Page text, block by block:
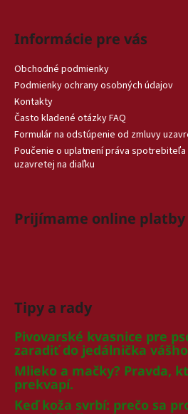
Informácie pre vás
Obchodné podmienky
Podmienky ochrany osobných údajov
Kontakty
Často kladené otázky FAQ
Formulár na odstúpenie od zmluvy
Poučenie o uplatnení práva
uzavretej na diaľku
Prijímame online platby
Tipy a rady
Pivovarské kvasnice pre
zaradiť do jedálnička
Mlieko a mačky? Pravda,
prekvapí.
Keď koža svrbí: prečo sa